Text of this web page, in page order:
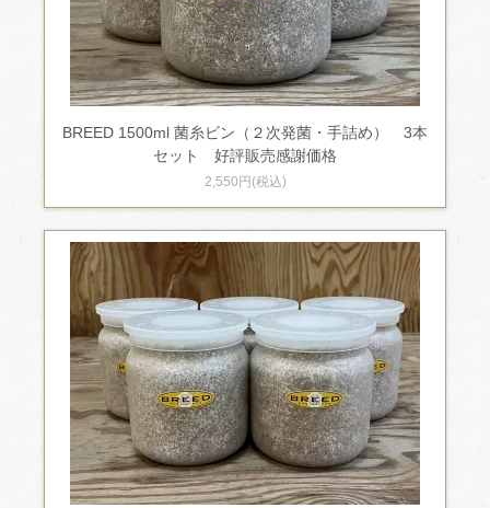
BREED 1500ml 菌糸ビン（２次発菌・手詰め） 3本
セット 好評販売感謝価格
2,550円(税込)